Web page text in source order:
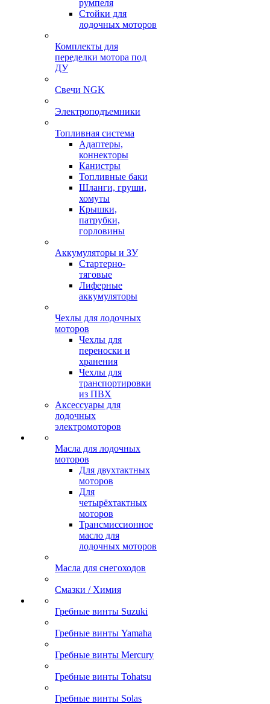
румпеля
Стойки для
лодочных моторов
Комплекты для
переделки мотора под
ДУ
Свечи NGK
Электроподъемники
Топливная система
Адаптеры,
коннекторы
Канистры
Топливные баки
Шланги, груши,
хомуты
Крышки,
патрубки,
горловины
Аккумуляторы и ЗУ
Стартерно-
тяговые
Лиферные
аккумуляторы
Чехлы для лодочных
моторов
Чехлы для
переноски и
хранения
Чехлы для
транспортировки
из ПВХ
Аксессуары для
лодочных
электромоторов
Масла для лодочных
моторов
Для двухтактных
моторов
Для
четырёхтактных
моторов
Трансмиссионное
масло для
лодочных моторов
Масла для снегоходов
Смазки / Химия
Гребные винты Suzuki
Гребные винты Yamaha
Гребные винты Mercury
Гребные винты Tohatsu
Гребные винты Solas